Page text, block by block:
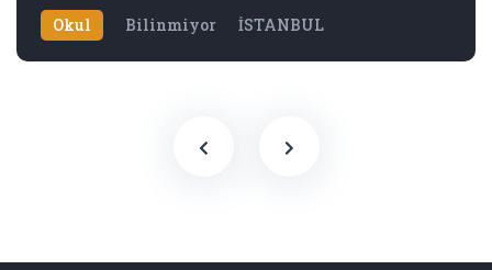
Okul Bilinmiyor İSTANBUL